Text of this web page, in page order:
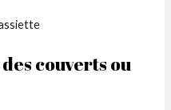
couverts ou